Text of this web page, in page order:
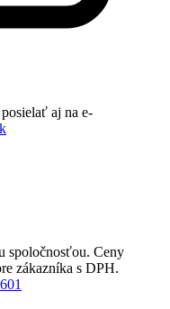
aj na e-
spoločnosťou. Ceny
zákazníka s DPH.